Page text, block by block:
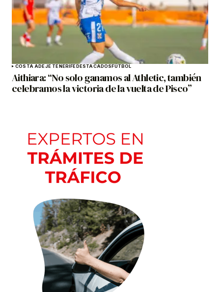
COSTA ADEJE TENERIFE DESTACADOS FÚTBOL
Aithiara: “No solo ganamos al Athletic, también
celebramos la victoria de la vuelta de Pisco”